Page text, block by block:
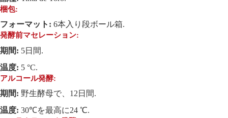
梱包:
フォーマット: 6本入り段ボール箱.
発酵前マセレーション:
期間: 5日間.
温度: 5 °C.
アルコール発酵:
期間: 野生酵母で、12日間.
温度: 30℃を最高に24 ℃.